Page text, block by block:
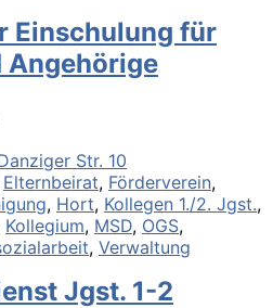
Einschulung für
Angehörige
Str. 10
Elternbeirat, Förderverein,
, Hort, Kollegen 1./2. Jgst.,
Kollegium, MSD, OGS,
, Verwaltung
Jgst. 1-2